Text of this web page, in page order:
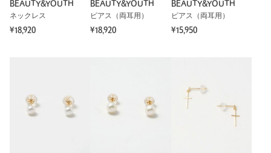
年代： 20代後半
身長：
BEAUTY&YOUTH
ネックレス
¥18,920
BEAUTY&YOUTH
ピアス（両耳用）
¥18,920
BEAUTY&YOUTH
ピアス（両耳用）
¥15,950